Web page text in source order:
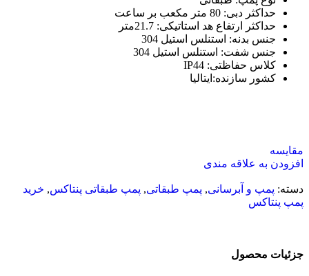
حداکثر دبی: 8 0 متر مکعب بر ساعت
حداکثر ارتفاع هد استاتیکی: 21.7
متر
جنس بدنه: استنلس استیل 304
جنس شفت: استنلس استیل 304
کلاس حفاظتی:
IP44
کشور سازنده:ایتالیا
مقایسه
افزودن به علاقه مندی
دسته: پمپ و آبرسانی, پمپ طبقاتی, پمپ طبقاتی پنتاکس, خرید
پمپ پنتاکس
جزئیات محصول